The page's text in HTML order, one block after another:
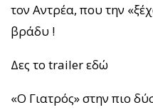
τον Αντρέα, που την
βράδυ !
Δες το trailer εδώ
«Ο Γιατρός» στην πιο